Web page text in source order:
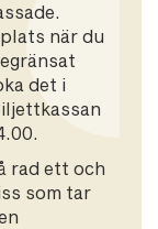
när du
det i
rad ett och
som tar